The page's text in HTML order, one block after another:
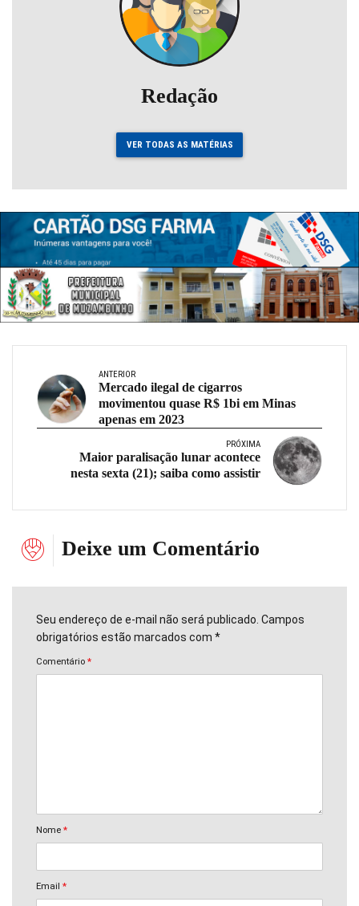
Redação
VER TODAS AS MATÉRIAS
ANTERIOR
Mercado ilegal de cigarros
movimentou quase R$ 1bi em Minas
apenas em 2023
PRÓXIMA
Maior paralisação lunar acontece
nesta sexta (21); saiba como assistir
Deixe um Comentário
Seu endereço de e-mail não será publicado. Campos
obrigatórios estão marcados com *
Comentário *
Nome *
Email *